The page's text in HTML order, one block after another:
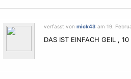
verfasst von mick43 am 19.
DAS IST EINFACH GEIL ,